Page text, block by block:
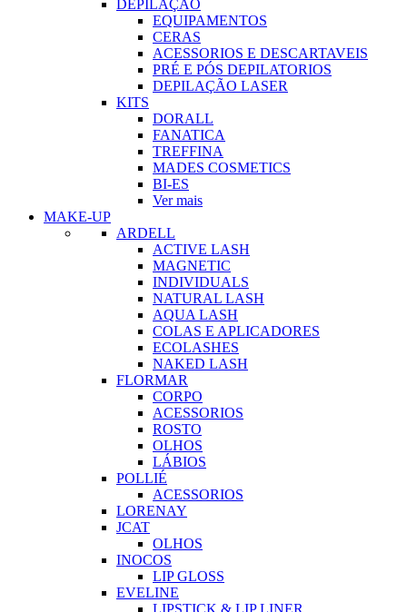
DEPILAÇÃO
EQUIPAMENTOS
CERAS
ACESSORIOS E DESCARTAVEIS
PRÉ E PÓS DEPILATORIOS
DEPILAÇÃO LASER
KITS
DORALL
FANATICA
TREFFINA
MADES COSMETICS
BI-ES
Ver mais
MAKE-UP
ARDELL
ACTIVE LASH
MAGNETIC
INDIVIDUALS
NATURAL LASH
AQUA LASH
COLAS E APLICADORES
ECOLASHES
NAKED LASH
FLORMAR
CORPO
ACESSORIOS
ROSTO
OLHOS
LÁBIOS
POLLIÉ
ACESSORIOS
LORENAY
JCAT
OLHOS
INOCOS
LIP GLOSS
EVELINE
LIPSTICK & LIP LINER